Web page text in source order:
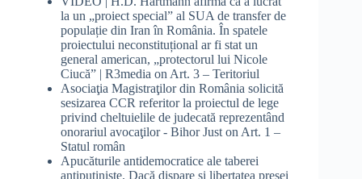
la un „proiect special” al SUA de transfer de
populație din Iran în România. În spatele
proiectului neconstituțional ar fi stat un
general american, „protectorul lui Nicole
Ciucă” | R3media on Art. 3 – Teritoriul
Asociaţia Magistraţilor din România solicită
sesizarea CCR referitor la proiectul de lege
privind cheltuielile de judecată reprezentând
onorariul avocaţilor - Bihor Just on Art. 1 –
Statul român
Apucăturile antidemocratice ale taberei
antiputiniste. Dacă dispare și libertatea presei